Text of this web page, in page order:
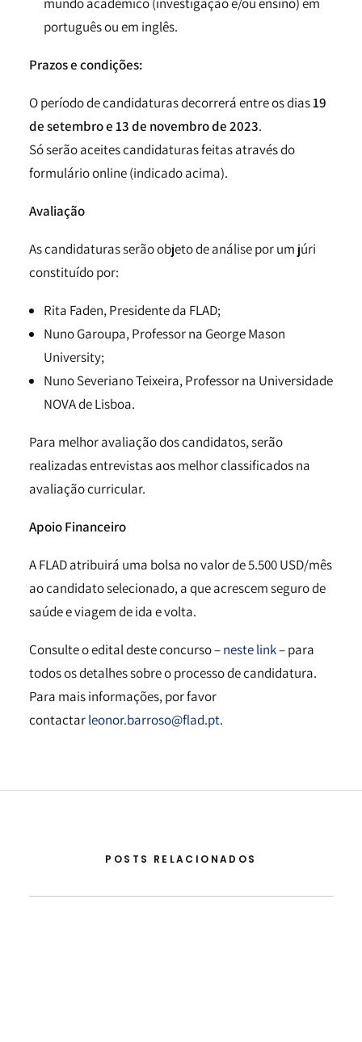
português ou em inglês.
Prazos e condições:
O período de candidaturas decorrerá entre os dias19
de setembro e 13 de novembro de 2023.
Só serão aceites candidaturas feitas através do
formulário online (indicado acima).
Avaliação
As candidaturas serão objeto de análise por um júri
constituído por:
Rita Faden, Presidente da FLAD;
Nuno Garoupa, Professor na George Mason
University;
Nuno Severiano Teixeira, Professor na Universidade
NOVA de Lisboa.
Para melhor avaliação dos candidatos, serão
realizadas entrevistas aos melhor classificados na
avaliação curricular.
Apoio Financeiro
A FLAD atribuirá uma bolsa no valor de 5.500 USD/mês
ao candidato selecionado, a que acrescem seguro de
saúde e viagem de ida e volta.
Consulte o edital deste concurso –neste link– para
todos os detalhes sobre o processo de candidatura.
Para mais informações, por favor
contactarleonor.barroso@flad.pt.
POSTS RELACIONADOS